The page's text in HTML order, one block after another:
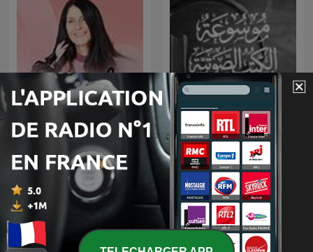
Métamorphose, éveille ta
conscience !
موسوعة الكتب الصوتية